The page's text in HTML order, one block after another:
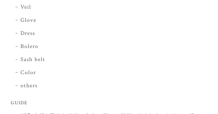
Veil
Glove
Dress
Bolero
Sash belt
Color
others
GUIDE